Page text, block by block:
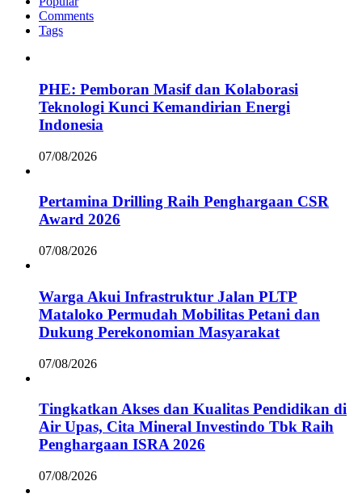
Comments
Tags
PHE: Pemboran Masif dan Kolaborasi
Teknologi Kunci Kemandirian Energi
Indonesia
07/08/2026
Pertamina Drilling Raih Penghargaan CSR
Award 2026
07/08/2026
Warga Akui Infrastruktur Jalan PLTP
Mataloko Permudah Mobilitas Petani dan
Dukung Perekonomian Masyarakat
07/08/2026
Tingkatkan Akses dan Kualitas Pendidikan di
Air Upas, Cita Mineral Investindo Tbk Raih
Penghargaan ISRA 2026
07/08/2026